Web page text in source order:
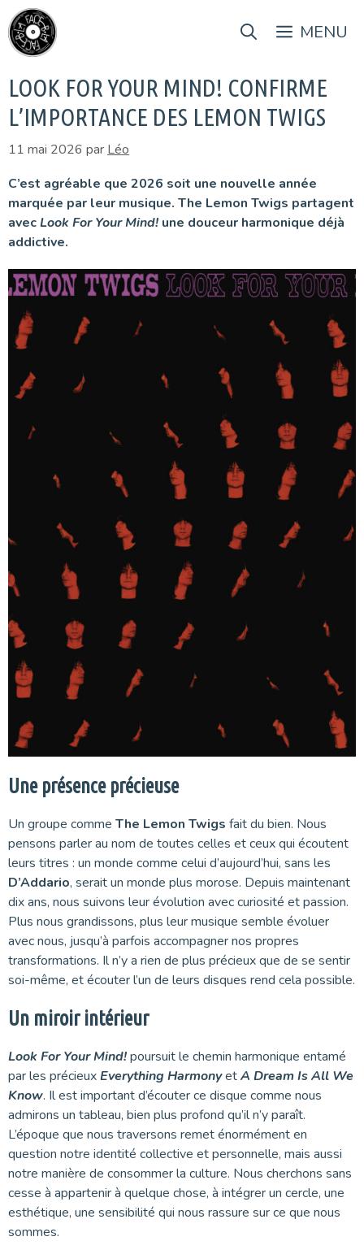
Aller
au
contenu
MENU
LOOK FOR YOUR MIND! CONFIRME
L’IMPORTANCE DES LEMON TWIGS
11 mai 2026 par Léo
C’est agréable que 2026 soit une nouvelle année
marquée par leur musique. The Lemon Twigs partagent
avecLook For Your Mind! une douceur harmonique déjà
addictive.
Une présence précieuse
Un groupe comme The Lemon Twigs fait du bien. Nous
pensons parler au nom de toutes celles et ceux qui écoutent
leurs titres : un monde comme celui d’aujourd’hui, sans les
D’Addario, serait un monde plus morose. Depuis maintenant
dix ans, nous suivons leur évolution avec curiosité et passion.
Plus nous grandissons, plus leur musique semble évoluer
avec nous, jusqu’à parfois accompagner nos propres
transformations. Il n’y a rien de plus précieux que de se sentir
soi-même, et écouter l’un de leurs disques rend cela possible.
Un miroir intérieur
Look For Your Mind!poursuit le chemin harmonique entamé
par les précieuxEverything HarmonyetA Dream Is All We
Know. Il est important d’écouter ce disque comme nous
admirons un tableau, bien plus profond qu’il n’y paraît.
L’époque que nous traversons remet énormément en
question notre identité collective et personnelle, mais aussi
notre manière de consommer la culture. Nous cherchons sans
cesse à appartenir à quelque chose, à intégrer un cercle, une
esthétique, une sensibilité qui nous rassure sur ce que nous
sommes.